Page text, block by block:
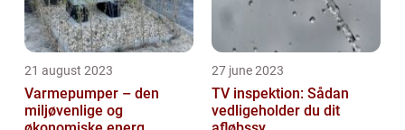
21 august 2023
Varmepumper – den
miljøvenlige og
27 june 2023
TV inspektion: Sådan
vedligeholder du dit